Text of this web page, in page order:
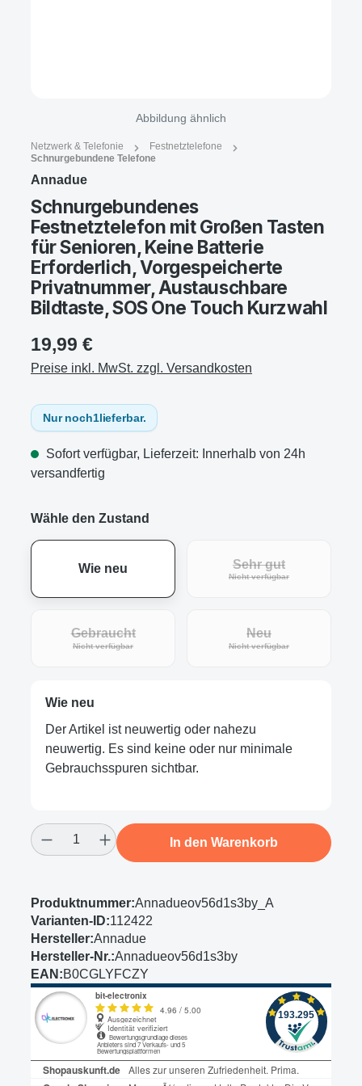
Abbildung ähnlich
Netzwerk & Telefonie
Festnetztelefone
Schnurgebundene Telefone
Annadue
Schnurgebundenes
Festnetztelefon mit Großen Tasten
für Senioren, Keine Batterie
Erforderlich, Vorgespeicherte
Privatnummer, Austauschbare
Bildtaste, SOS One Touch Kurzwahl
19,99 €
Preise inkl. MwSt. zzgl. Versandkosten
Nur noch1lieferbar.
Sofort verfügbar, Lieferzeit: Innerhalb von 24h
versandfertig
Wähle den Zustand
Wie neu Sehr gut
Nicht verfügbar(Diese Option ist
Gebraucht
Nicht verfügbar(Diese Option ist zurzeit nicht verfügbar.)
Neu
Nicht verfügbar(Diese Option ist
Wie neu
Der Artikel ist neuwertig oder nahezu
neuwertig. Es sind keine oder nur minimale
Gebrauchsspuren sichtbar.
Produkt Anzahl: Gib den gewünschten
In den Warenkorb
Produktnummer:Annadueov56d1s3by_A
Varianten-ID:112422
Hersteller:Annadue
Hersteller-Nr.:Annadueov56d1s3by
EAN:B0CGLYFCZY